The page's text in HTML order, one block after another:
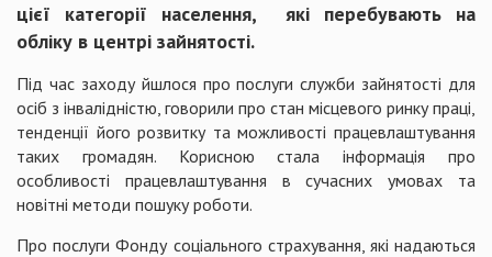
цієї категорії населення, які перебувають на
обліку в центрі зайнятості.
Під час заходу йшлося про послуги служби зайнятості для
осіб з інвалідністю, говорили про стан місцевого ринку праці,
тенденції його розвитку та можливості працевлаштування
таких громадян. Корисною стала інформація про
особливості працевлаштування в сучасних умовах та
новітні методи пошуку роботи.
Про послуги Фонду соціального страхування, які надаються